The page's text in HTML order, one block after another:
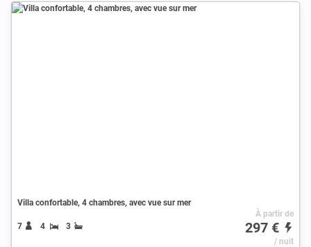
Villa confortable, 4 chambres, avec vue sur mer
7 4 3
À partir de
297 €
/ nuit